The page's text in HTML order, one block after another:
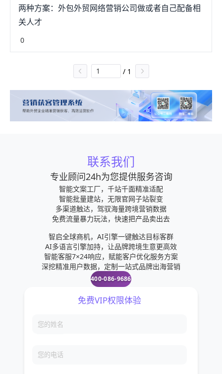
两种方案：外包外贸网络营销公司做或者自己配备相
关人才
0
/ 1
联系我们
专业顾问24h为您提供服务咨询
智能文案工厂，千站千面精准适配
智能批量建站，无限官网子站裂变
多渠道触达，驾驭海量跨境营销数据
免费流量暴力玩法，快速把产品卖出去
智启全球商机，AI引擎一键触达目标客群
AI多语言引擎加持，让品牌跨境生意更高效
智能客服7×24响应，赋能客户优化服务方案
深挖精准用户数据，定制一站式品牌出海营销
400-086-9686